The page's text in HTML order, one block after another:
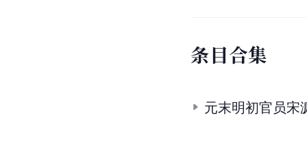
条目合集
元末明初官员宋